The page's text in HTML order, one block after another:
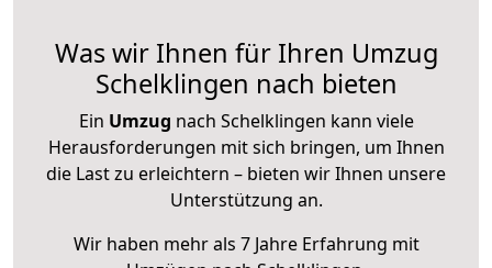
Was wir Ihnen für Ihren Umzug
Schelklingen nach bieten
Ein Umzug nach Schelklingen kann viele
Herausforderungen mit sich bringen, um Ihnen
die Last zu erleichtern – bieten wir Ihnen unsere
Unterstützung an.
Wir haben mehr als 7 Jahre Erfahrung mit